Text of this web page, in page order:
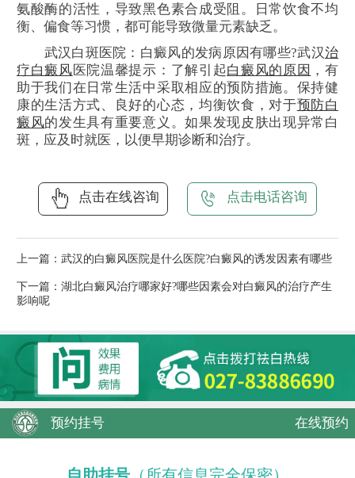
氨酸酶的活性，导致黑色素合成受阻。日常饮食不均
衡、偏食等习惯，都可能导致微量元素缺乏。
武汉白斑医院：白癜风的发病原因有哪些?武汉治
疗白癜风医院温馨提示：了解引起白癜风的原因 ，有
助于我们在日常生活中采取相应的预防措施。保持健
康的生活方式、良好的心态，均衡饮食，对于预防白
癜风的发生具有重要意义。如果发现皮肤出现异常白
斑，应及时就医，以便早期诊断和治疗。
点击在线咨询 点击电话咨询
上一篇： 武汉的白癜风医院是什么医院?白癜风的诱发因素有哪些
下一篇： 湖北白癜风治疗哪家好?哪些因素会对白癜风的治疗产生
影响呢
预约挂号 在线预约